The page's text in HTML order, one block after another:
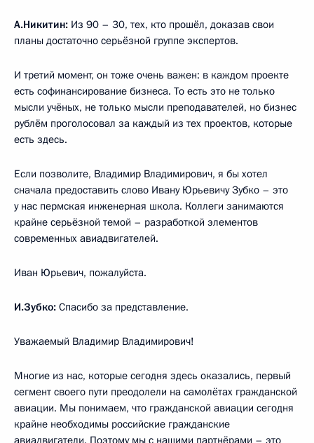
А.Никитин: Из 90 – 30, тех, кто прошёл, доказав свои
планы достаточно серьёзной группе экспертов.
И третий момент, он тоже очень важен: в каждом проекте
есть софинансирование бизнеса. То есть это не только
мысли учёных, не только мысли преподавателей, но бизнес
рублём проголосовал за каждый из тех проектов, которые
есть здесь.
Если позволите, Владимир Владимирович, я бы хотел
сначала предоставить слово Ивану Юрьевичу Зубко – это
у нас пермская инженерная школа. Коллеги занимаются
крайне серьёзной темой – разработкой элементов
современных авиадвигателей.
Иван Юрьевич, пожалуйста.
И.Зубко: Спасибо за представление.
Уважаемый Владимир Владимирович!
Многие из нас, которые сегодня здесь оказались, первый
сегмент своего пути преодолели на самолётах гражданской
авиации. Мы понимаем, что гражданской авиации сегодня
крайне необходимы российские гражданские
авиадвигатели. Поэтому мы с нашими партнёрами – это